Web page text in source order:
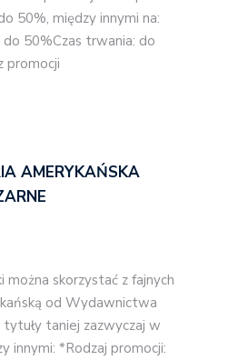
50%, między innymi na:
50%Czas trwania: do
promocji
AMERYKAŃSKA
można skorzystać z fajnych
od Wydawnictwa
taniej zazwyczaj w
innymi: *Rodzaj promocji: